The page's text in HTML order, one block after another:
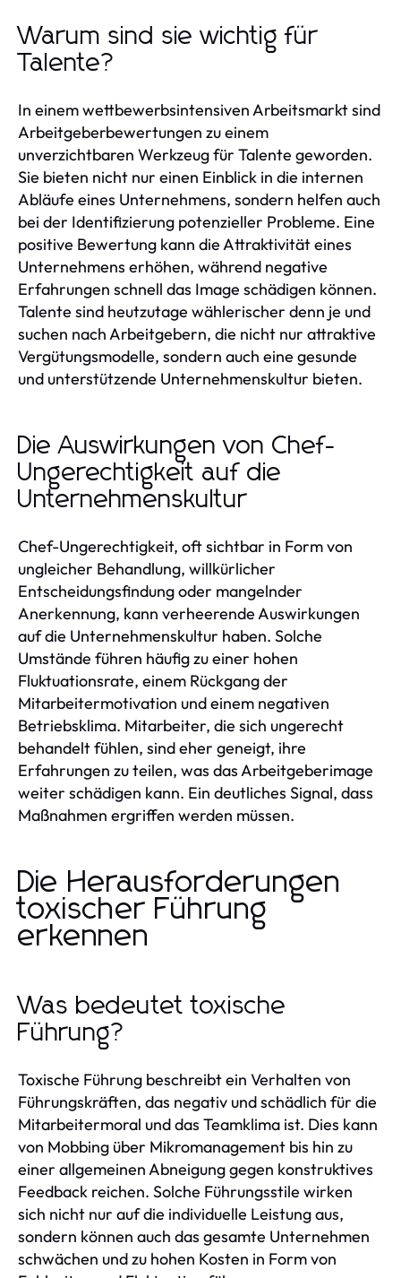
Warum sind sie wichtig für
Talente?
In einem wettbewerbsintensiven Arbeitsmarkt sind
Arbeitgeberbewertungen zu einem
unverzichtbaren Werkzeug für Talente geworden.
Sie bieten nicht nur einen Einblick in die internen
Abläufe eines Unternehmens, sondern helfen auch
bei der Identifizierung potenzieller Probleme. Eine
positive Bewertung kann die Attraktivität eines
Unternehmens erhöhen, während negative
Erfahrungen schnell das Image schädigen können.
Talente sind heutzutage wählerischer denn je und
suchen nach Arbeitgebern, die nicht nur attraktive
Vergütungsmodelle, sondern auch eine gesunde
und unterstützende Unternehmenskultur bieten.
Die Auswirkungen von Chef-
Ungerechtigkeit auf die
Unternehmenskultur
Chef-Ungerechtigkeit, oft sichtbar in Form von
ungleicher Behandlung, willkürlicher
Entscheidungsfindung oder mangelnder
Anerkennung, kann verheerende Auswirkungen
auf die Unternehmenskultur haben. Solche
Umstände führen häufig zu einer hohen
Fluktuationsrate, einem Rückgang der
Mitarbeitermotivation und einem negativen
Betriebsklima. Mitarbeiter, die sich ungerecht
behandelt fühlen, sind eher geneigt, ihre
Erfahrungen zu teilen, was das Arbeitgeberimage
weiter schädigen kann. Ein deutliches Signal, dass
Maßnahmen ergriffen werden müssen.
Die Herausforderungen
toxischer Führung
erkennen
Was bedeutet toxische
Führung?
Toxische Führung beschreibt ein Verhalten von
Führungskräften, das negativ und schädlich für die
Mitarbeitermoral und das Teamklima ist. Dies kann
von Mobbing über Mikromanagement bis hin zu
einer allgemeinen Abneigung gegen konstruktives
Feedback reichen. Solche Führungsstile wirken
sich nicht nur auf die individuelle Leistung aus,
sondern können auch das gesamte Unternehmen
schwächen und zu hohen Kosten in Form von